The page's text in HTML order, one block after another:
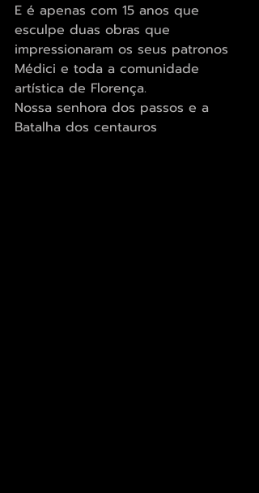
E é apenas com 15 anos que
esculpe duas obras que
impressionaram os seus patronos
Médici e toda a comunidade
artística de Florença.
Nossa senhora dos passos e a
Batalha dos centauros